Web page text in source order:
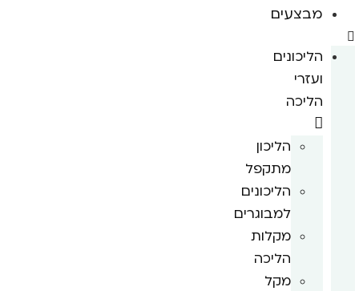
מבצעים
הליכונים
ועזרי
הליכה
הליכון
מתקפל
הליכונים
למבוגרים
מקלות
הליכה
מקל